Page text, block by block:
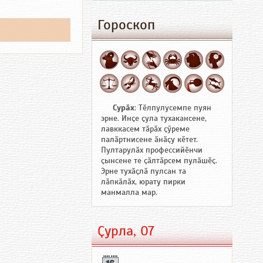
Гороскоп
Сурӑх: Тӗлпулусемпе пуян
эрне. Инҫе ҫула тухакансене,
лавккасем тӑрӑх ҫӳреме
палӑртнисене ӑнӑҫу кӗтет.
Пултарулӑх профессийӗнчи
ҫынсене те ҫӑлтӑрсем пулӑшӗҫ.
Эрне тухӑҫлӑ пулсан та
лӑпкӑлӑх, юрату пирки
манмалла мар.
Ҫурла, 07